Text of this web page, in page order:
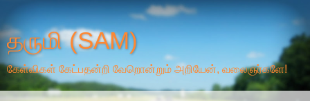
தருமி (SAM)
கேள்விகள் கேட்பதன்றி வேறொன்றும் அறியேன், வலைஞர்களே!